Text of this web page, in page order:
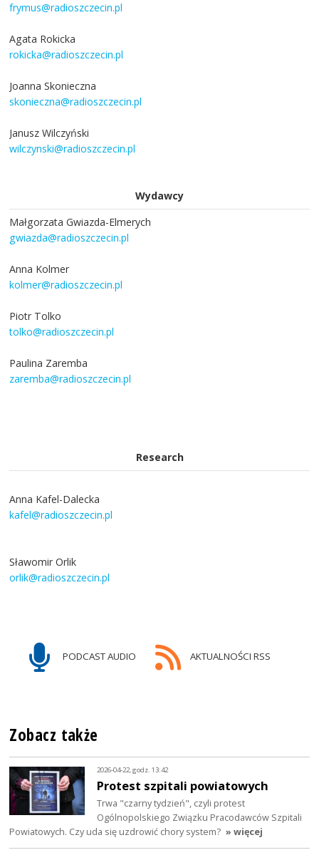
frymus@radioszczecin.pl
Agata Rokicka
rokicka@radioszczecin.pl
Joanna Skonieczna
skonieczna@radioszczecin.pl
Janusz Wilczyński
wilczynski@radioszczecin.pl
Wydawcy
Małgorzata Gwiazda-Elmerych
gwiazda@radioszczecin.pl
Anna Kolmer
kolmer@radioszczecin.pl
Piotr Tolko
tolko@radioszczecin.pl
Paulina Zaremba
zaremba@radioszczecin.pl
Research
Anna Kafel-Dalecka
kafel@radioszczecin.pl
Sławomir Orlik
orlik@radioszczecin.pl
PODCAST AUDIO AKTUALNOŚCI RSS
Zobacz także
2026-04-22, godz. 13:42
Protest szpitali powiatowych
Trwa "czarny tydzień", czyli protest
Ogólnopolskiego Związku Pracodawców Szpitali
Powiatowych. Czy uda się uzdrowić chory system? » więcej